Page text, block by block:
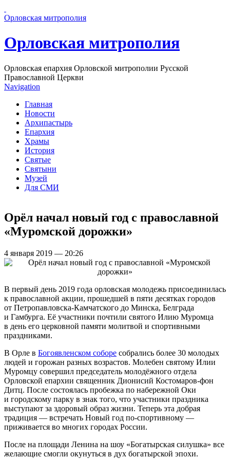
Орловская митрополия
Орловская митрополия
Орловская епархия Орловской митрополии Русской
Православной Церкви
Navigation
Главная
Новости
Архипастырь
Епархия
Храмы
История
Святые
Святыни
Музей
Для СМИ
Орёл начал новый год с православной
«Муромской дорожки»
4 января 2019 — 20:26
В первый день 2019 года орловская молодежь присоединилась
к православной акции, прошедшей в пяти десятках городов
от Петропавловска-Камчатского до Минска, Белграда
и Гамбурга. Её участники почтили святого Илию Муромца
в день его церковной памяти молитвой и спортивными
праздниками.
В Орле в Богоявленском соборе собрались более 30 молодых
людей и горожан разных возрастов. Молебен святому Илии
Муромцу совершил председатель молодёжного отдела
Орловской епархии священник Дионисий Костомаров-фон
Дитц. После состоялась пробежка по набережной Оки
и городскому парку в знак того, что участники праздника
выступают за здоровый образ жизни. Теперь эта добрая
традиция — встречать Новый год по-спортивному —
приживается во многих городах России.
После на площади Ленина на шоу «Богатырская силушка» все
желающие смогли окунуться в дух богатырской эпохи.